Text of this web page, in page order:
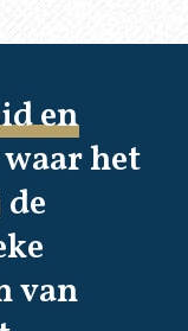
en
het
van